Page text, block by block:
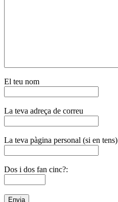
El teu nom
La teva adreça de correu
La teva pàgina personal (si en tens)
Dos i dos fan cinc?: